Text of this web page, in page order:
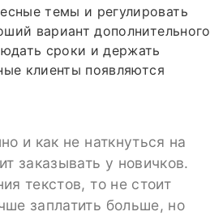
темы и регулировать
вариант дополнительного
сроки и держать
клиенты появляются
и как не наткнуться на
заказывать у новичков.
текстов, то не стоит
заплатить больше, но